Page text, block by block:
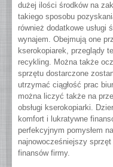
dużej ilości środków na
takiego sposobu
również dodatkowe usługi
wynajem. Obejmują one
kserokopiarek, przeglądy
recykling. Można także
sprzętu dostarczone
utrzymać ciągłość prac
można liczyć także na
obsługi kserokopiarki.
komfort i lukratywne
perfekcyjnym pomysłem
najnowocześniejszy
finansów firmy.